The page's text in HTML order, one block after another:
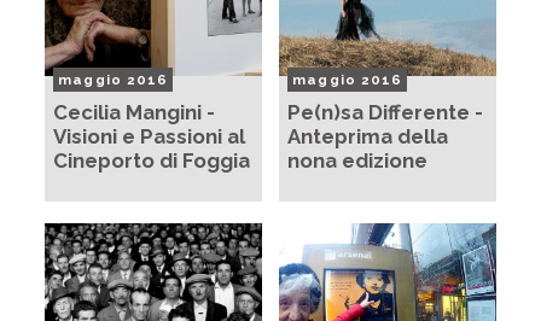
maggio 2016
Cecilia Mangini -
Visioni e Passioni al
Cineporto di Foggia
maggio 2016
Pe(n)sa Differente -
Anteprima della
nona edizione